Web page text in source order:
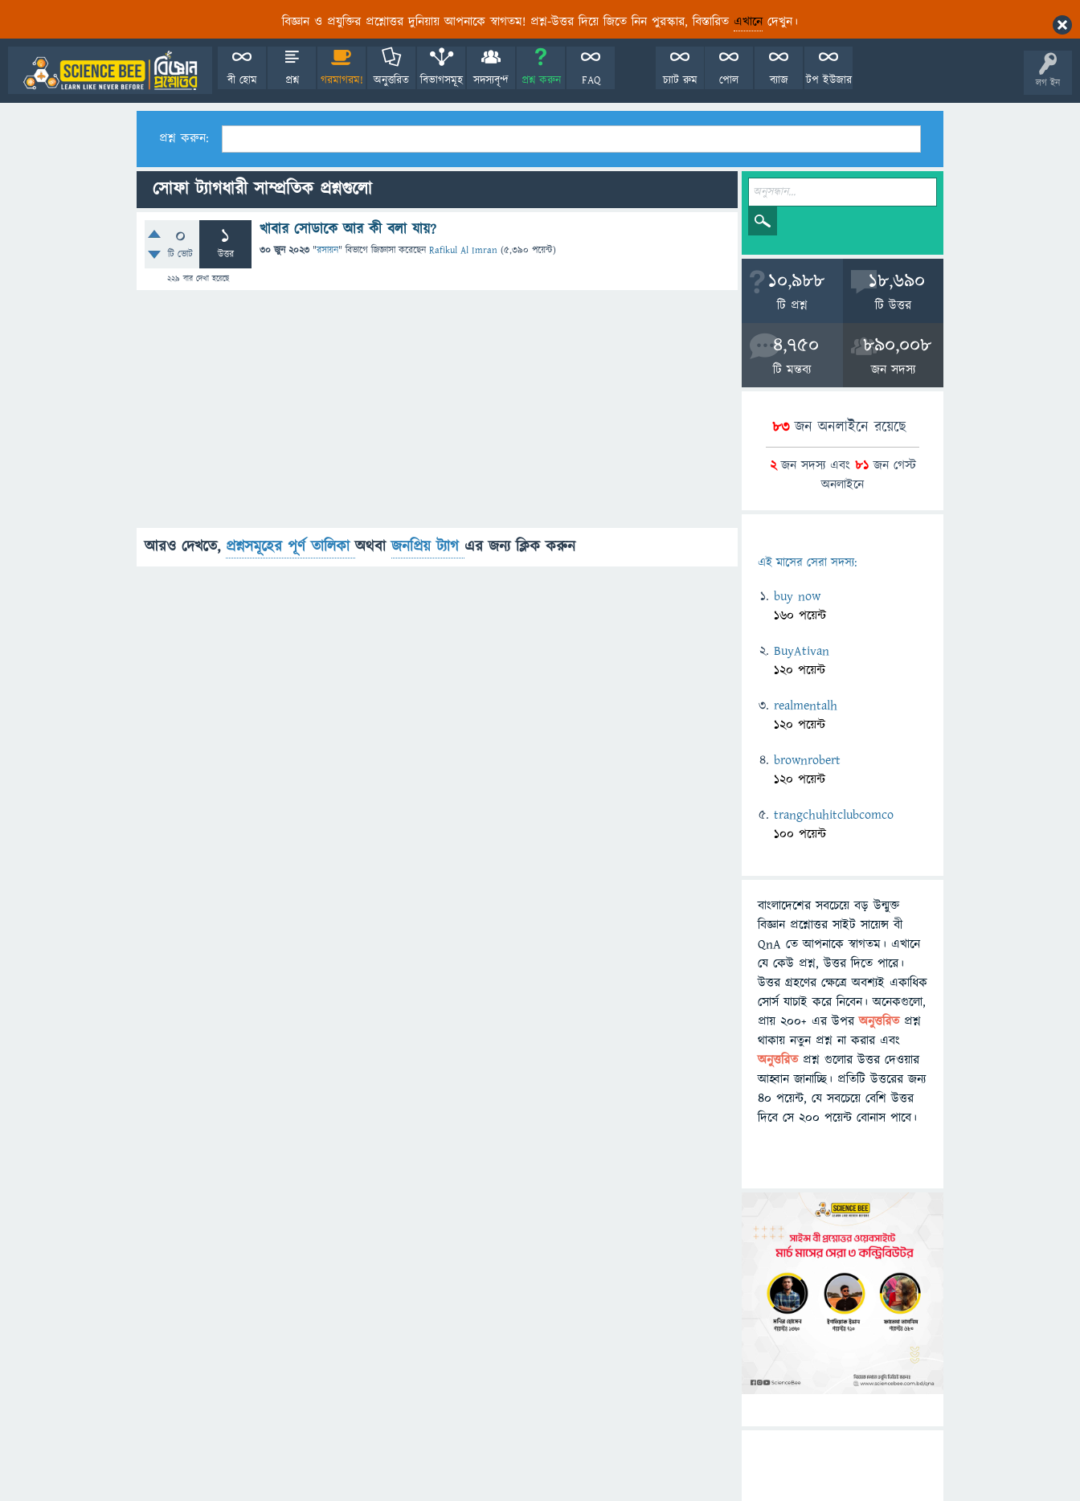
বিজ্ঞান ও প্রযুক্তির প্রশ্নোত্তর দুনিয়ায় আপনাকে স্বাগতম! প্রশ্ন-উত্তর দিয়ে জিতে নিন পুরস্কার, বিস্তারিত এখানেদেখুন।
লগ ইন
বী হোম প্রশ্ন গরমাগরম! অনুত্তরিত বিভাগসমূহ সদস্যবৃন্দ প্রশ্ন করুন FAQ টপ ইউজার
ব্যাজ
পোল
চ্যাট রুম
প্রশ্ন করুন:
সোফা ট্যাগধারী সাম্প্রতিক প্রশ্নগুলো
0
টি ভোট
1
উত্তর
229 বার দেখা হয়েছে
খাবার সোডাকে আর কী বলা যায়?
30 জুন 2023 "রসায়ন" বিভাগে জিজ্ঞাসাকরেছেনRafikul Al Imran (5,390 পয়েন্ট)
আরও দেখতে, প্রশ্নসমূহের পূর্ণ তালিকাঅথবাজনপ্রিয় ট্যাগ এর জন্য ক্লিক করুন
10,988
টি প্রশ্ন
18,690
টি উত্তর
4,750
টি মন্তব্য
890,008
জন সদস্য
83জন অনলাইনে রয়েছে
2জন সদস্য এবং 81জন গেস্ট
অনলাইনে
এই মাসের সেরা সদস্য:
buy now
160 পয়েন্ট
BuyAtivan
120 পয়েন্ট
realmentalh
120 পয়েন্ট
brownrobert
120 পয়েন্ট
trangchuhitclubcomco
100 পয়েন্ট
বাংলাদেশের সবচেয়ে বড় উন্মুক্ত
বিজ্ঞান প্রশ্নোত্তর সাইট সায়েন্স বী
QnA তে আপনাকে স্বাগতম। এখানে
যে কেউ প্রশ্ন, উত্তর দিতে পারে।
উত্তর গ্রহণের ক্ষেত্রে অবশ্যই একাধিক
সোর্স যাচাই করে নিবেন। অনেকগুলো,
প্রায় ২০০+ এর উপরঅনুত্তরিতপ্রশ্ন
থাকায় নতুন প্রশ্ন না করার এবং
অনুত্তরিত প্রশ্ন গুলোর উত্তর দেওয়ার
আহ্বান জানাচ্ছি। প্রতিটি উত্তরের জন্য
৪০ পয়েন্ট, যে সবচেয়ে বেশি উত্তর
দিবে সে ২০০ পয়েন্ট বোনাস পাবে।